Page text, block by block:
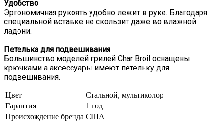
Удобство
Эргономичная рукоять удобно лежит в руке. Благодаря
специальной вставке не скользит даже во влажной
ладони.
Петелька для подвешивания
Большинство моделей грилей Char Broil оснащены
крючками а аксессуары имеют петельку для
подвешивания.
Цвет
Стальной, мультиколор
Гарантия
1 год
Происхождение бренда США